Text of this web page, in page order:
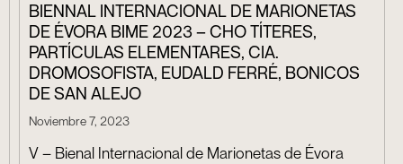
BIENNAL INTERNACIONAL DE MARIONETAS
DE ÉVORA BIME 2023 – CHO TÍTERES,
PARTÍCULAS ELEMENTARES, CIA.
DROMOSOFISTA, EUDALD FERRÉ, BONICOS
DE SAN ALEJO
Noviembre 7, 2023
V – Bienal Internacional de Marionetas de Évora